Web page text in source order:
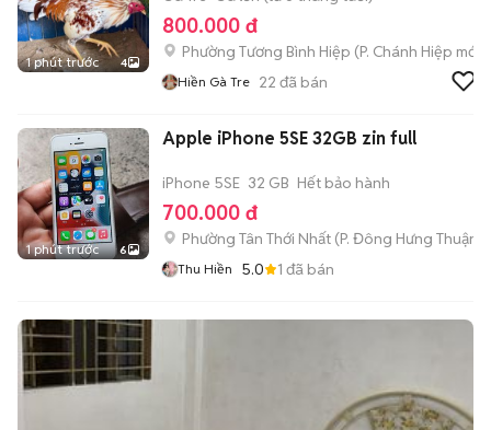
1 phút trước 4
800.000 đ
Phường Tương Bình Hiệp (P. Chánh Hiệp mới)
Hiền Gà Tre 22 đã bán
1 phút trước 6
Apple iPhone 5SE 32GB zin full
iPhone 5SE 32 GB Hết bảo hành
700.000 đ
Phường Tân Thới Nhất (P. Đông Hưng Thuận
Thu Hiền 5.0 1 đã bán